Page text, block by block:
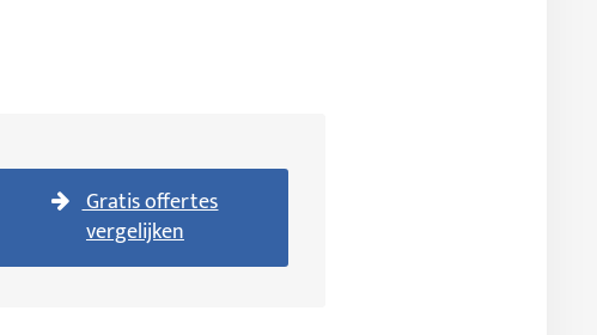
Gratis offertes
vergelijken